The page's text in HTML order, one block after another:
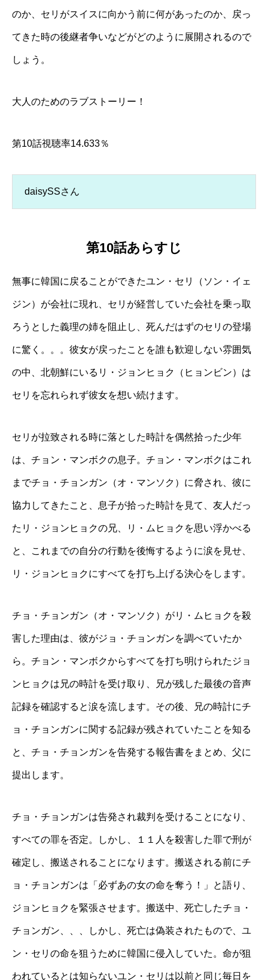
のか、セリがスイスに向かう前に何があったのか、戻っ
てきた時の後継者争いなどがどのように展開されるので
しょう。
大人のためのラブストーリー！
第10話視聴率14.633％
daisySSさん
第10話あらすじ
無事に韓国に戻ることができたユン・セリ（ソン・イェ
ジン）が会社に現れ、セリが経営していた会社を乗っ取
ろうとした義理の姉を阻止し、死んだはずのセリの登場
に驚く。。。彼女が戻ったことを誰も歓迎しない雰囲気
の中、北朝鮮にいるリ・ジョンヒョク（ヒョンビン）は
セリを忘れられず彼女を想い続けます。
セリが拉致される時に落とした時計を偶然拾った少年
は、チョン・マンボクの息子。チョン・マンボクはこれ
までチョ・チョンガン（オ・マンソク）に脅され、彼に
協力してきたこと、息子が拾った時計を見て、友人だっ
たリ・ジョンヒョクの兄、リ・ムヒョクを思い浮かべる
と、これまでの自分の行動を後悔するように涙を見せ、
リ・ジョンヒョクにすべてを打ち上げる決心をします。
チョ・チョンガン（オ・マンソク）がリ・ムヒョクを殺
害した理由は、彼がジョ・チョンガンを調べていたか
ら。チョン・マンボクからすべてを打ち明けられたジョ
ンヒョクは兄の時計を受け取り、兄が残した最後の音声
記録を確認すると涙を流します。その後、兄の時計にチ
ョ・チョンガンに関する記録が残されていたことを知る
と、チョ・チョンガンを告発する報告書をまとめ、父に
提出します。
チョ・チョンガンは告発され裁判を受けることになり、
すべての罪を否定。しかし、１１人を殺害した罪で刑が
確定し、搬送されることになります。搬送される前にチ
ョ・チョンガンは「必ずあの女の命を奪う！」と語り、
ジョンヒョクを緊張させます。搬送中、死亡したチョ・
チョンガン、、、しかし、死亡は偽装されたもので、ユ
ン・セリの命を狙うために韓国に侵入していた。命が狙
われているとは知らないユン・セリは以前と同じ毎日を